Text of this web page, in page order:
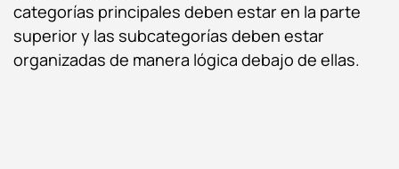
categorías principales deben estar en la parte
superior y las subcategorías deben estar
organizadas de manera lógica debajo de ellas.